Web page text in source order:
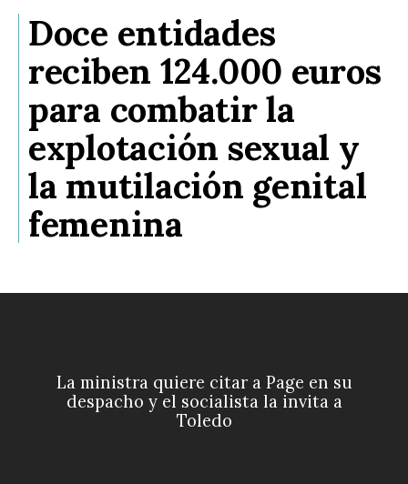
Doce entidades
reciben 124.000 euros
para combatir la
explotación sexual y
la mutilación genital
femenina
La ministra quiere citar a Page en su
despacho y el socialista la invita a
Toledo